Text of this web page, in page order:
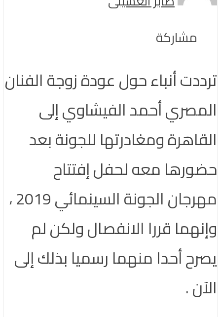
مشاركة
ترددت أنباء حول عودة زوجة الفنان
المصري أحمد الفيشاوي إلى
القاهرة ومغادرتها للجونة بعد
حضورها معه لحفل إفتتاح
مهرجان الجونة السينمائي 2019 ،
وإنهما قررا الانفصال ولكن لم
يصرح أحدا منهما رسميا بذلك إلى
الآن .